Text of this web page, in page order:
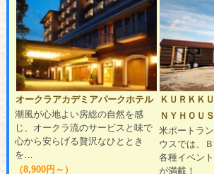
オークラアカデミアパークホテル
潮風が心地よい房総の自然を感
じ、オークラ流のサービスと味で
心から安らげる贅沢なひととき
を…
（8,900円～）
ＫＵＲＫＫ
ＮＹＨＯＵ
米ポートラ
ウスでは、
各種イベン
が満載！